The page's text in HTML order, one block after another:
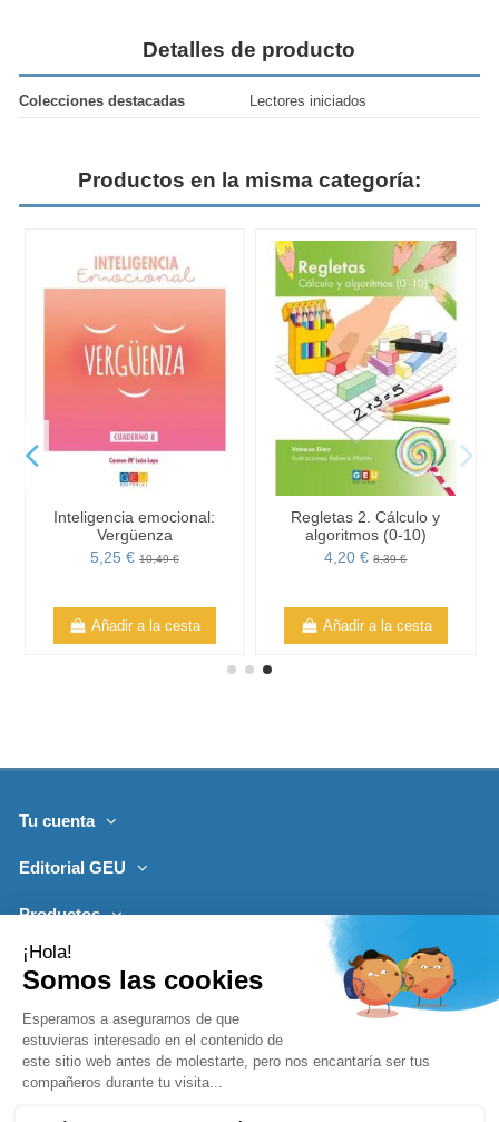
Detalles de producto
Colecciones destacadas Lectores iniciados
Productos en la misma categoría:
Inteligencia emocional:
Vergüenza
5,25 € 10,49 €
Añadir a la cesta
Regletas 2. Cálculo y
algoritmos (0-10)
4,20 €8,39 €
Añadir a la cesta
Tu cuenta
Editorial GEU
Productos
Lo más leído
Síguenos